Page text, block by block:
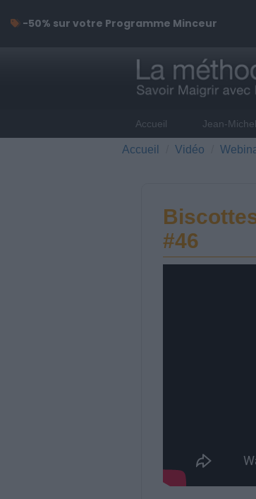
Accueil Jean-
Accueil Vidéo
#46
-50% sur votre Programme Minceur